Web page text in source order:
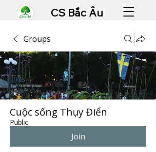
CS Bắc Âu
Groups
Cuộc sống Thụy Điển
Public
Join